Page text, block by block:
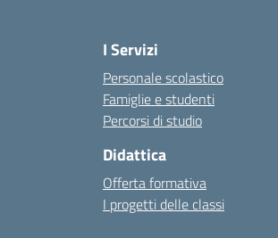
I Servizi
Personale scolastico
Famiglie e studenti
Percorsi di studio
Didattica
Offerta formativa
I progetti delle classi